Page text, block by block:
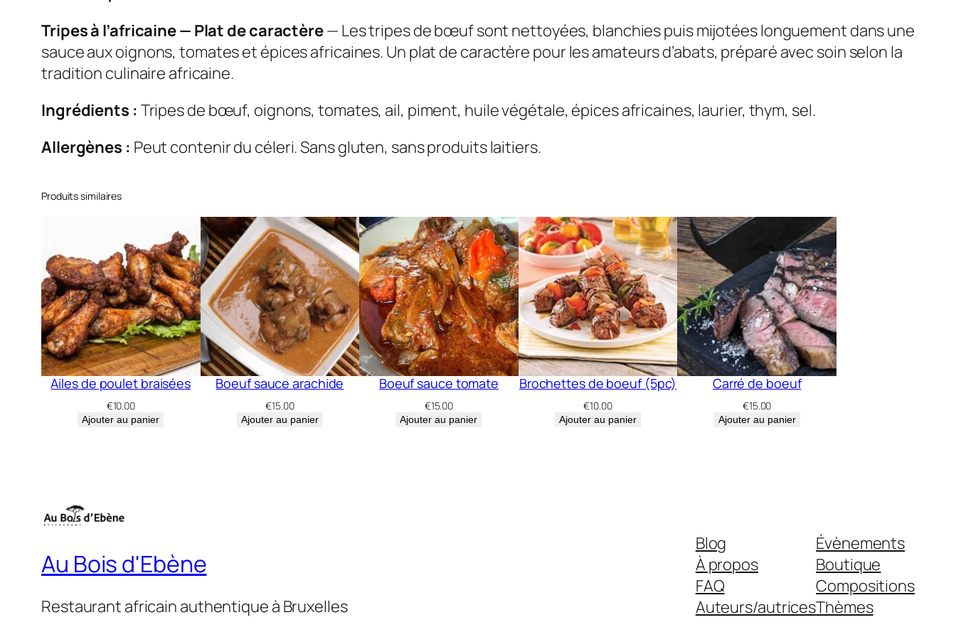
Tripes à l’africaine — Plat de caractère— Les tripes de bœuf sont nettoyées, blanchies puis mijotées longuement dans une
sauce aux oignons, tomates et épices africaines. Un plat de caractère pour les amateurs d’abats, préparé avec soin selon la
tradition culinaire africaine.
Ingrédients : Tripes de bœuf, oignons, tomates, ail, piment, huile végétale, épices africaines, laurier, thym, sel.
Allergènes : Peut contenir du céleri. Sans gluten, sans produits laitiers.
Produits similaires
Ailes de poulet braisées
€10.00
Ajouter au panier
Boeuf sauce arachide
€15.00
Ajouter au panier
Boeuf sauce tomate
€15.00
Ajouter au panier
Brochettes de boeuf (5pc)
€10.00
Ajouter au panier
Carré de boeuf
€15.00
Ajouter au panier
Au Bois d'Ebène
Restaurant africain authentique à Bruxelles
Blog
À propos
FAQ
Auteurs/autrices
Évènements
Boutique
Compositions
Thèmes